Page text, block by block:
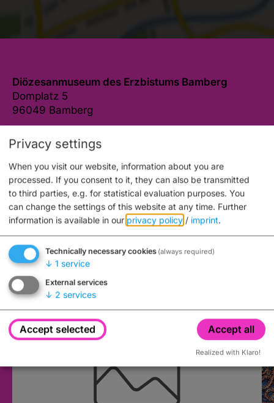
Diözesanmuseum des Erzbistums Bamberg
Domplatz 5
96049 Bamberg
0951 502-2502
Website
Auch an diesem Ort
Privacy settings
When you visit our website, information about you are
processed. If you consent to it, they can also be transmitted
to third parties, e.g. for statistical evaluation purposes. You
can change the settings of this website at any time. Further
information is available in our privacy policy / imprint.
Technically necessary cookies (always required)
↓ 1 service
External services
↓ 2 services
Accept selected Accept all
Realized with Klaro!